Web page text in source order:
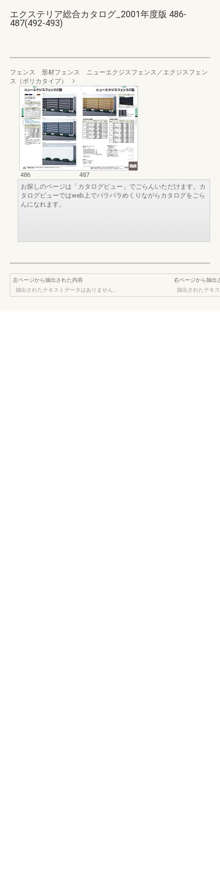
エクステリア総合カタログ_2001年度版 486-
487(492-493)
フェンス 形材フェンス ニューエクジスフェンス／エクジスフェン
ス（ポリカタイプ）
486
487
お探しのページは「カタログビュー」でごらんいただけます。カ
タログビューではweb上でパラパラめくりながらカタログをごら
んになれます。
左ページから抽出された内容
抽出されたテキストデータはありません。
右ページから抽出
抽出されたテキ